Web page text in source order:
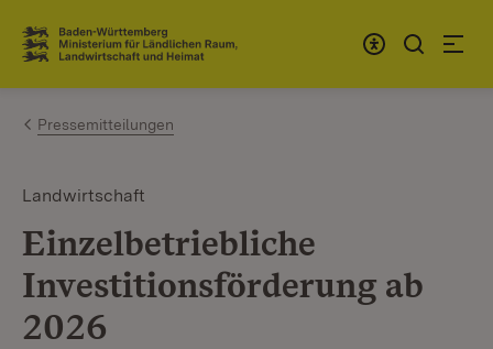
Zum Inhalt springen
Link zur Startseite
Pressemitteilungen
Landwirtschaft
Einzelbetriebliche
Investitionsförderung ab
2026